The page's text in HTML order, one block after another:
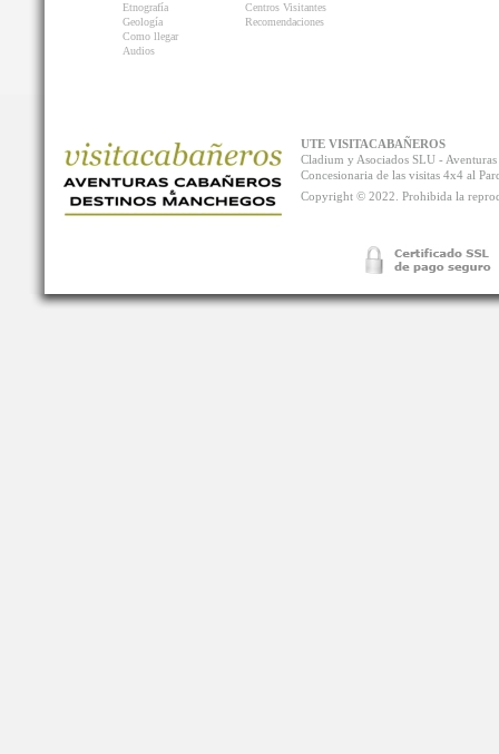
Etnografía
Geología
Como llegar
Audios
Centros Visitantes
Recomendaciones
UTE VISITACABAÑEROS
Cladium y Asociados SLU -
Concesionaria de las visitas 4x4 al
Copyright © 2022. Prohibida la